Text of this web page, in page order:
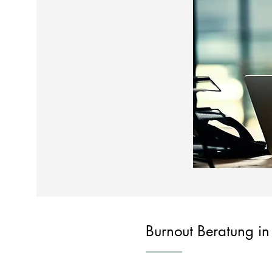
Burnout Beratung